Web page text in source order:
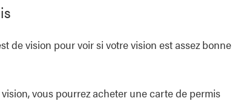
de vision pour voir si votre vision est assez bonne
vous pourrez acheter une carte de permis